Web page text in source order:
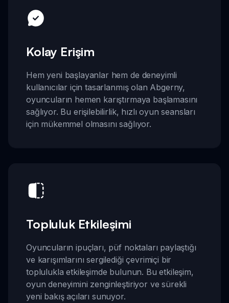
Kolay Erişim
Hem yeni başlayanlar hem de deneyimli
kullanıcılar için tasarlanmış olan Abgerny,
oyuncuların hemen karıştırmaya başlamasını
sağlıyor. Bu erişilebilirlik, hızlı oyun seansları
için mükemmel olmasını sağlıyor.
Topluluk Etkileşimi
Oyuncuların ipuçları, püf noktaları paylaştığı
ve karışımlarını sergilediği çevrimiçi bir
toplulukla etkileşimde bulunun. Bu etkileşim,
oyun deneyimini zenginleştiriyor ve sürekli
yeni bakış açıları sunuyor.